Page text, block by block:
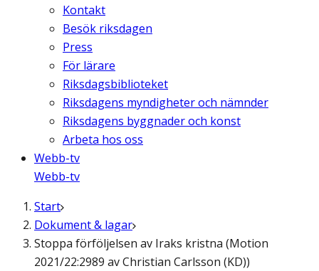
Kontakt
Besök riksdagen
Press
För lärare
Riksdagsbiblioteket
Riksdagens myndigheter och nämnder
Riksdagens byggnader och konst
Arbeta hos oss
Webb-tv
Webb-tv
Start
Dokument & lagar
Stoppa förföljelsen av Iraks kristna (Motion
2021/22:2989 av Christian Carlsson (KD))